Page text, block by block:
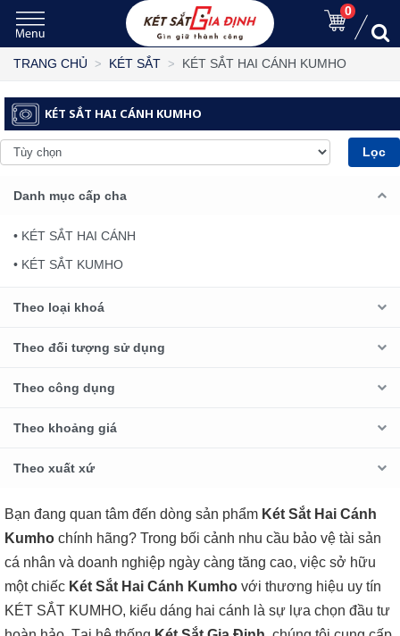
0
TRANG CHỦ KÉT SẮT KÉT SẮT HAI CÁNH KUMHO
KÉT SẮT HAI CÁNH KUMHO
Lọc
Danh mục cấp cha
• KÉT SẮT HAI CÁNH
• KÉT SẮT KUMHO
Theo loại khoá
Theo đối tượng sử dụng
Theo công dụng
Theo khoảng giá
Theo xuất xứ
Bạn đang quan tâm đến dòng sản phẩm Két Sắt Hai Cánh
Kumho chính hãng? Trong bối cảnh nhu cầu bảo vệ tài sản
cá nhân và doanh nghiệp ngày càng tăng cao, việc sở hữu
một chiếc Két Sắt Hai Cánh Kumho với thương hiệu uy tín
KÉT SẮT KUMHO, kiểu dáng hai cánh là sự lựa chọn đầu tư